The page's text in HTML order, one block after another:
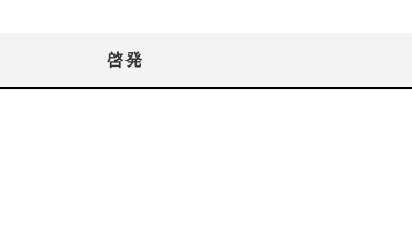
啓発